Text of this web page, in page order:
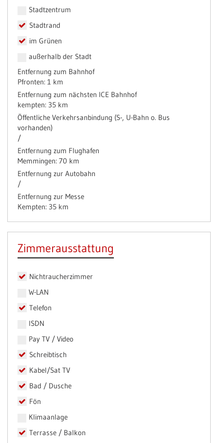
Stadtzentrum
Stadtrand
im Grünen
außerhalb der Stadt
Entfernung zum Bahnhof
Pfronten: 1 km
Entfernung zum nächsten ICE Bahnhof
kempten: 35 km
Öffentliche Verkehrsanbindung (S-, U-Bahn o. Bus
vorhanden)
/
Entfernung zum Flughafen
Memmingen: 70 km
Entfernung zur Autobahn
/
Entfernung zur Messe
Kempten: 35 km
Zimmerausstattung
Nichtraucherzimmer
W-LAN
Telefon
ISDN
Pay TV / Video
Schreibtisch
Kabel/Sat TV
Bad / Dusche
Fön
Klimaanlage
Terrasse / Balkon